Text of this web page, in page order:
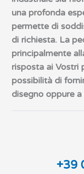
una profonda
permette di
di richiesta. La
principalmente
risposta ai Vostri
possibilità di
disegno oppure
+39